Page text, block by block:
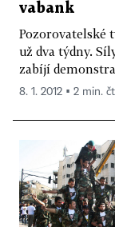
vabank
Pozorovatelské
už dva týdny.
zabíjí
8. 1. 2012 ▪ 2 min.